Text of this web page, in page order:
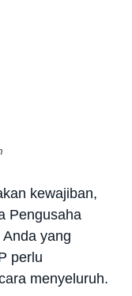
kewajiban,
Pengusaha
yang
perlu
menyeluruh.